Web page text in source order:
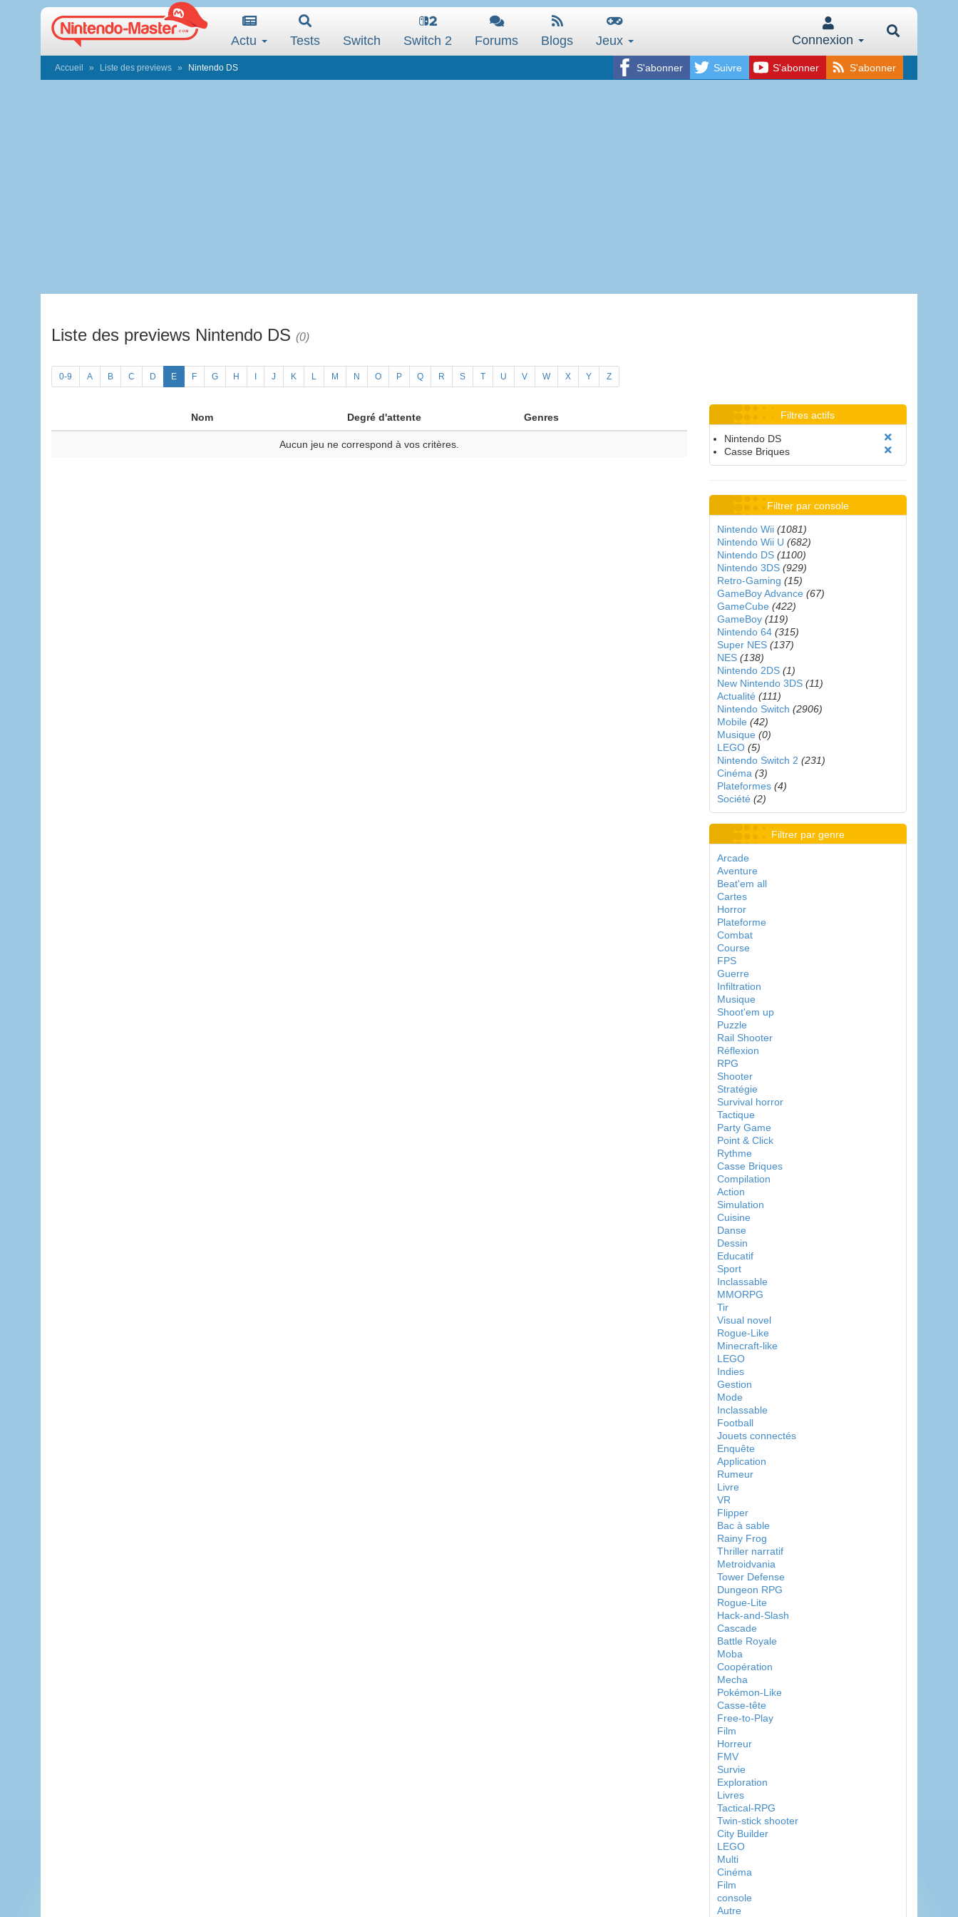
Actu Tests Switch Switch 2 Forums Blogs Jeux Connexion
S'abonner Suivre S'abonner S'abonner
Accueil Liste des previews Nintendo DS
Liste des previews Nintendo DS (0)
0-9 A B C D E F G H J K L M N O P Q R S T U V W X Y Z
Nom Degré d'attente Genres
Aucun jeu ne correspond à vos critères.
Filtres actifs
Nintendo DS
Casse Briques
Filtrer par console
Nintendo Wii (1081)
Nintendo Wii U (682)
Nintendo DS (1100)
Nintendo 3DS (929)
Retro-Gaming (15)
GameBoy Advance (67)
GameCube (422)
GameBoy (119)
Nintendo 64 (315)
Super NES (137)
NES (138)
Nintendo 2DS (1)
New Nintendo 3DS (11)
Actualité (111)
Nintendo Switch (2906)
Mobile (42)
Musique (0)
LEGO (5)
Nintendo Switch 2 (231)
Cinéma (3)
Plateformes (4)
Société (2)
Filtrer par genre
Arcade
Aventure
Beat'em all
Cartes
Horror
Plateforme
Combat
Course
FPS
Guerre
Infiltration
Musique
Shoot'em up
Puzzle
Rail Shooter
Réflexion
RPG
Shooter
Stratégie
Survival horror
Tactique
Party Game
Point & Click
Rythme
Casse Briques
Compilation
Action
Simulation
Cuisine
Danse
Dessin
Educatif
Sport
Inclassable
MMORPG
Tir
Visual novel
Rogue-Like
Minecraft-like
LEGO
Indies
Gestion
Mode
Inclassable
Football
Jouets connectés
Enquête
Application
Rumeur
Livre
VR
Flipper
Bac à sable
Rainy Frog
Thriller narratif
Metroidvania
Tower Defense
Dungeon RPG
Rogue-Lite
Hack-and-Slash
Cascade
Battle Royale
Moba
Coopération
Mecha
Pokémon-Like
Casse-tête
Free-to-Play
Film
Horreur
FMV
Survie
Exploration
Livres
Tactical-RPG
Twin-stick shooter
City Builder
LEGO
Multi
Cinéma
Film
console
Autre